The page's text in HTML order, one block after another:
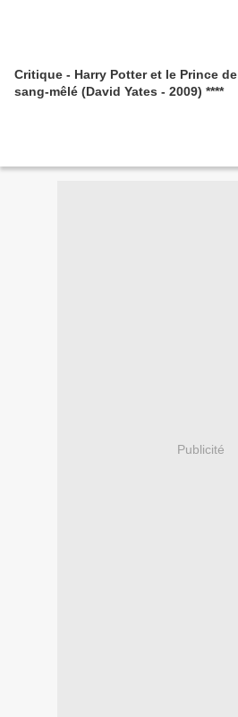
Critique - Harry Potter et le Prince de
sang-mêlé (David Yates - 2009) ****
Publicité